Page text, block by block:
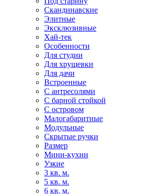
Скандинавские
Элитные
Эксклюзивные
Хай-тек
Особенности
Для студии
Для хрущевки
Для дачи
Встроенные
С антресолями
С барной стойкой
С островом
Малогабаритные
Модульные
Скрытые ручки
Размер
Мини-кухни
Узкие
3 кв. м.
5 кв. м.
6 кв. м.